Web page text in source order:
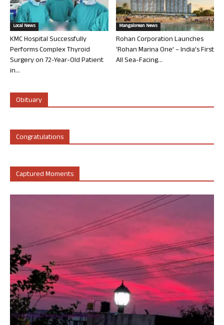
Local News
KMC Hospital Successfully
Performs Complex Thyroid
Surgery on 72-Year-Old Patient
in...
Mangalorean News
Rohan Corporation Launches
‘Rohan Marina One’ – India’s First
All Sea-Facing...
Obituary
Congratulations
Captured Moments